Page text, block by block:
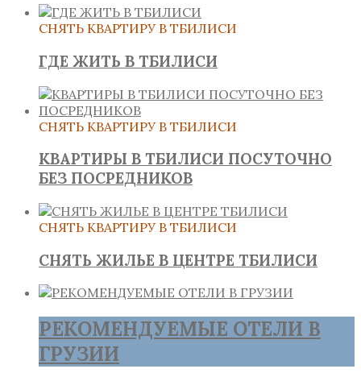
СНЯТЬ КВАРТИРУ В ТБИЛИСИ
ГДЕ ЖИТЬ В ТБИЛИСИ
СНЯТЬ КВАРТИРУ В ТБИЛИСИ
КВАРТИРЫ В ТБИЛИСИ ПОСУТОЧНО
БЕЗ ПОСРЕДНИКОВ
СНЯТЬ КВАРТИРУ В ТБИЛИСИ
СНЯТЬ ЖИЛЬЕ В ЦЕНТРЕ ТБИЛИСИ
РЕКОМЕНДУЕМЫЕ ОТЕЛИ В
ГРУЗИИ